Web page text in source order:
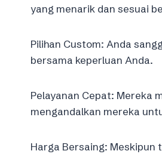
yang menarik dan sesuai
Pilihan Custom: Anda
bersama keperluan Anda.
Pelayanan Cepat: Mereka
mengandalkan mereka
Harga Bersaing: Meskipun